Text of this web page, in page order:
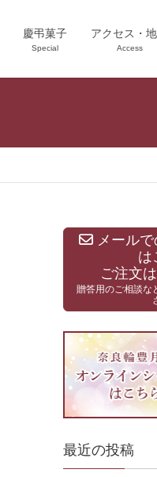
慶弔菓子
Special
アクセス・
Access
メール
は
ご注文
贈答用のご相談な
最近の投稿